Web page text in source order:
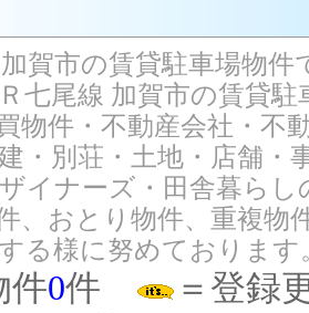
賀市の賃貸駐車場物
七尾線 加賀市の賃貸
物件・不動産会社・不
・別荘・土地・店舗・
イナーズ・田舎暮ら
、おとり物件、重複
る様に努めております
件0件
＝登録